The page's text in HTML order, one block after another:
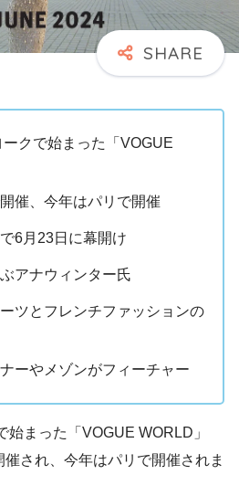
クで始まった「VOGUE
催、今年はパリで開催
6月23日に幕開け
アナウィンター氏
ツとフレンチファッションの
ーやメゾンがフィーチャー
まった「VOGUE WORLD」
され、今年はパリで開催されま